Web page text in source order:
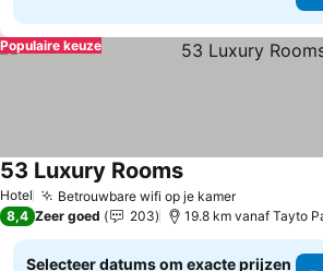
Populaire keuze
Hotel Betrouwbare wifi op je kamer
53 Luxury Rooms
8,4 Zeer goed 203 19.8 km vanaf Tayto
Selecteer datums om exacte prijzen